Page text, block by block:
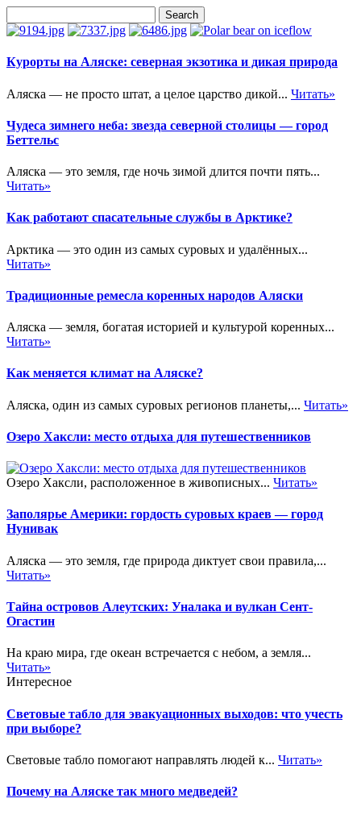
Курорты на Аляске: северная экзотика и дикая природа
Аляска — не просто штат, а целое царство дикой... Читать»
Чудеса зимнего неба: звезда северной столицы — город
Беттельс
Аляска — это земля, где ночь зимой длится почти пять...
Читать»
Как работают спасательные службы в Арктике?
Арктика — это один из самых суровых и удалённых...
Читать»
Традиционные ремесла коренных народов Аляски
Аляска — земля, богатая историей и культурой коренных...
Читать»
Как меняется климат на Аляске?
Аляска, один из самых суровых регионов планеты,... Читать»
Озеро Хаксли: место отдыха для путешественников
Озеро Хаксли, расположенное в живописных... Читать»
Заполярье Америки: гордость суровых краев — город
Нунивак
Аляска — это земля, где природа диктует свои правила,...
Читать»
Тайна островов Алеутских: Уналака и вулкан Сент-
Огастин
На краю мира, где океан встречается с небом, а земля...
Читать»
Интересное
Световые табло для эвакуационных выходов: что учесть
при выборе?
Световые табло помогают направлять людей к... Читать»
Почему на Аляске так много медведей?